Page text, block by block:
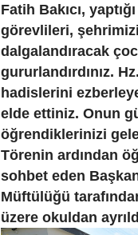
Fatih Bakıcı,
görevlileri,
dalgalandıracak
gururlandırdınız.
hadislerini
elde ettiniz. Onun
öğrendiklerinizi
Törenin ardından
sohbet eden
Müftülüğü
üzere okuldan